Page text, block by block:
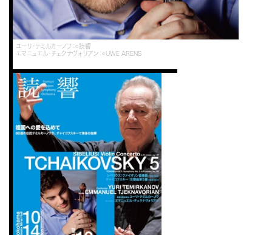
ユーリ・テミルカーノフ：©読響
エマニュエル・チェクナヴォリアン：©UWE ARENS